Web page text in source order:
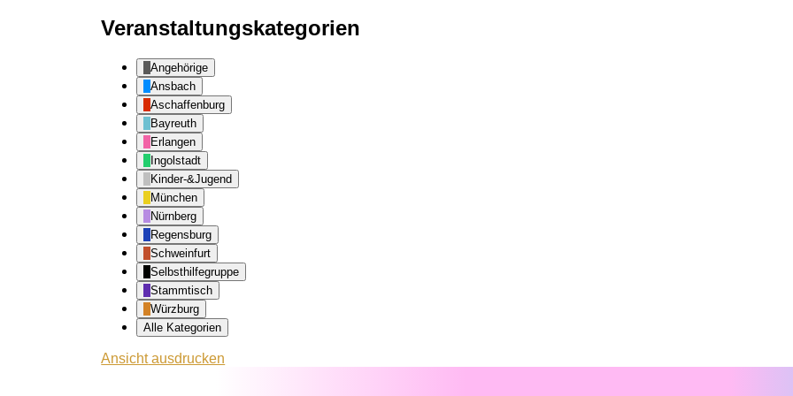
Veranstaltungskategorien
Angehörige
Ansbach
Aschaffenburg
Bayreuth
Erlangen
Ingolstadt
Kinder-&Jugend
München
Nürnberg
Regensburg
Schweinfurt
Selbsthilfegruppe
Stammtisch
Würzburg
Alle Kategorien
Ansichtausdrucken